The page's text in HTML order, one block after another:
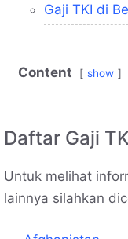
Gaji TKI di
Content show
Daftar Gaji
Untuk melihat
lainnya silahkan